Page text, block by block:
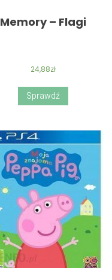
Memory – Flagi
24,88zł
Sprawdź